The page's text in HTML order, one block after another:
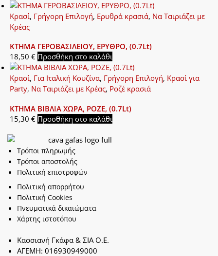
Κρασί, Γρήγορη Επιλογή, Ερυθρά κρασιά, Να Ταιριάζει με
Κρέας
ΚΤΗΜΑ ΓΕΡΟΒΑΣΙΛΕΙΟΥ, ΕΡΥΘΡΟ, (0.7Lt)
18,50 € Προσθήκη στο καλάθι
Κρασί, Για Ιταλική Κουζίνα, Γρήγορη Επιλογή, Κρασί για
Party, Να Ταιριάζει με Κρέας, Ροζέ κρασιά
ΚΤΗΜΑ ΒΙΒΛΙΑ ΧΩΡΑ, ΡΟΖΕ, (0.7Lt)
15,30 € Προσθήκη στο καλάθι
Τρόποι πληρωμής
Τρόποι αποστολής
Πολιτική επιστροφών
Πολιτική απορρήτου
Πολιτική Cookies
Πνευματικά δικαιώματα
Χάρτης ιστοτόπου
Κασσιανή Γκάφα & ΣΙΑ Ο.Ε.
ΑΓΕΜΗ: 016930949000